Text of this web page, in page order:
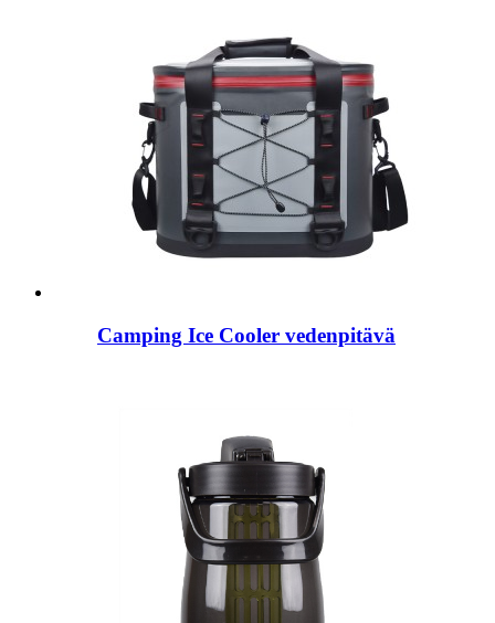
Camping Ice Cooler vedenpitävä